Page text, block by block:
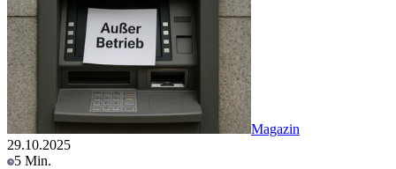
Magazin
29.10.2025
5 Min.